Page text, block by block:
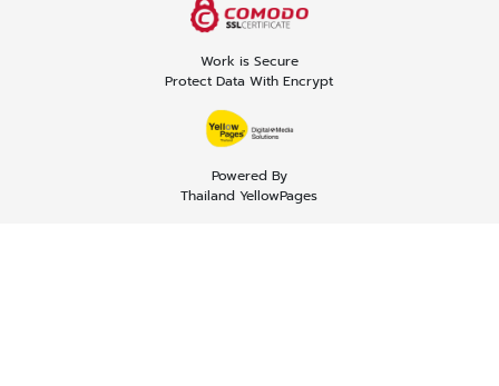
Work is Secure
Protect Data With Encrypt
Powered By
Thailand YellowPages